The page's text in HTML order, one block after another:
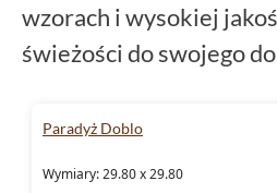
wzorach i wysokiej
świeżości do swojego
Paradyż Doblo
Wymiary: 29.80 x 29.80